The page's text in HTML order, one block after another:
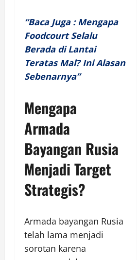
“Baca Juga : Mengapa
Foodcourt Selalu
Berada di Lantai
Teratas Mal? Ini Alasan
Sebenarnya”
Mengapa
Armada
Bayangan Rusia
Menjadi Target
Strategis?
Armada bayangan Rusia
telah lama menjadi
sorotan karena